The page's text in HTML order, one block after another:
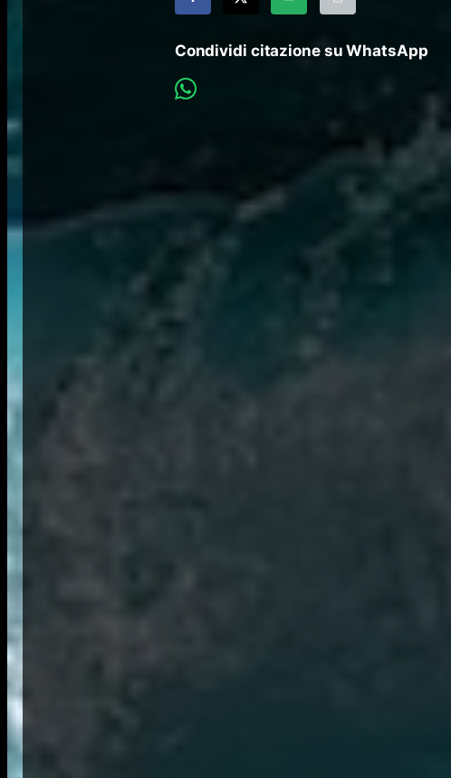
Condividi citazione su WhatsApp